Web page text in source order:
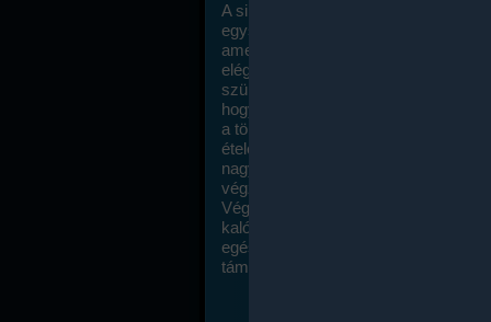
A sikeres fogyás titka valójában igen
egyszerű: égess több energiát, mint
amennyit beviszel. Természetesen
elég nagy fegyelemre és akaraterőre
szükség, de meglepődve fogod
hogy a kalóriaszámolás mennyire
a többi diétához képest. Itt nincsenek
ételek és a megengedett kalóriabevitelt
nagymértékben növelheted ha
végzel.
Végül, de nem utolsó sorban, a
kalóriaszámolás módszerét a legtöbb
egészségügyi szakorvos ajánlja és
támogatja.